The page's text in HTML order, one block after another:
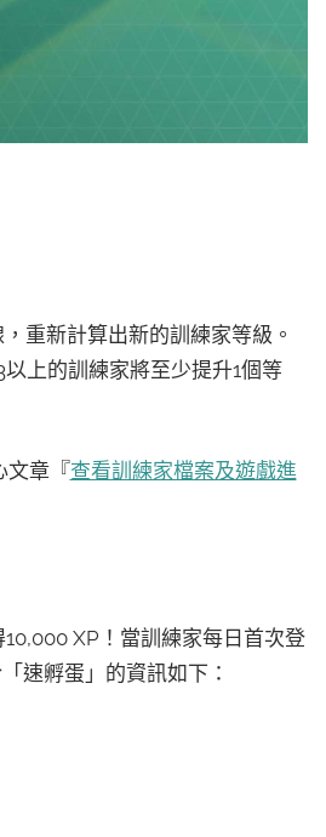
重新計算出新的訓練家等級。
上的訓練家將至少提升1個等
文章『查看訓練家檔案及遊戲進
XP！當訓練家每日首次登
速孵蛋」的資訊如下：